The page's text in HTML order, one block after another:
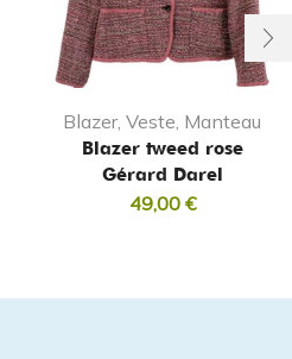
Blazer, Veste, Manteau
Blazer tweed rose
Gérard Darel
49,00 €